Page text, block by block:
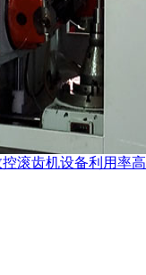
控滚齿机设备利用率高